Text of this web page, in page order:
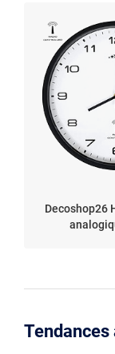
Decoshop26
Tendances